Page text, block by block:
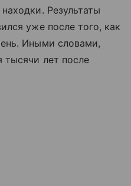
Результаты
уже после того, как
Иными словами,
тысячи лет после